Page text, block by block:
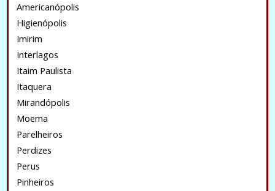
Americanópolis
Higienópolis
Imirim
Interlagos
Itaim Paulista
Itaquera
Mirandópolis
Moema
Parelheiros
Perdizes
Perus
Pinheiros